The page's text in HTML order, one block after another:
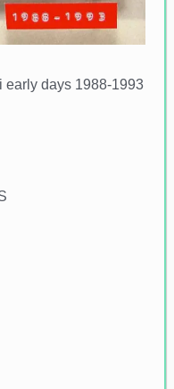
early days 1988-1993